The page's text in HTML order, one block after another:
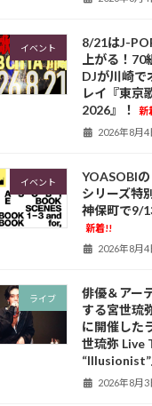
イベント
8/21はJ-
上がる！
DJが川崎で
レイ『東京
2026』！
新
2026年8月4
イベント
YOASOBIの
シリーズ特
神保町で9/
新着!!
2026年8月4
ライブ
俳優＆アー
する宮世琉
に開催した
世琉弥 Live
“Illusionist”
2026年8月3